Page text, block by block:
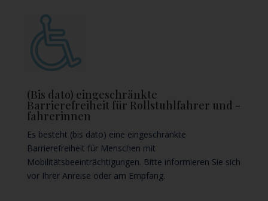
(Bis dato) eingeschränkte
Barrierefreiheit für Rollstuhlfahrer und -
fahrerinnen
Es besteht (bis dato) eine eingeschränkte
Barrierefreiheit für Menschen mit
Mobilitätsbeeinträchtigungen. Bitte informieren Sie sich
vor Ihrer Anreise oder am Empfang.